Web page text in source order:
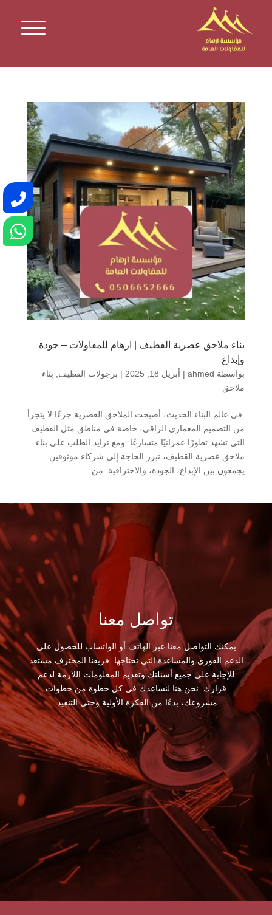
بناء ملاحق عصرية القطيف | ارهام للمقاولات – جودة
وإبداع
بواسطة ahmed
| أبريل 18, 2025 | برجولات القطيف, بناء
ملاحق
في عالم البناء الحديث، أصبحت الملاحق العصرية جزءًا لا يتجزأ
من التصميم المعماري الراقي، خاصة في مناطق مثل القطيف
التي تشهد تطورًا عمرانيًا متسارعًا. ومع تزايد الطلب على بناء
ملاحق عصرية القطيف، تبرز الحاجة إلى شركاء موثوقين
يجمعون بين الإبداع، الجودة، والاحترافية. من...
تواصل معنا
يمكنك التواصل معنا عبر الهاتف أو الواتساب للحصول على
الدعم الفوري والمساعدة التي تحتاجها. فريقنا المحترف مستعد
للإجابة على جميع أسئلتك وتقديم المعلومات اللازمة لدعم
قرارك. نحن هنا لنساعدك في كل خطوة من خطوات
مشروعك، بدءًا من الفكرة الأولية وحتى التنفيذ.